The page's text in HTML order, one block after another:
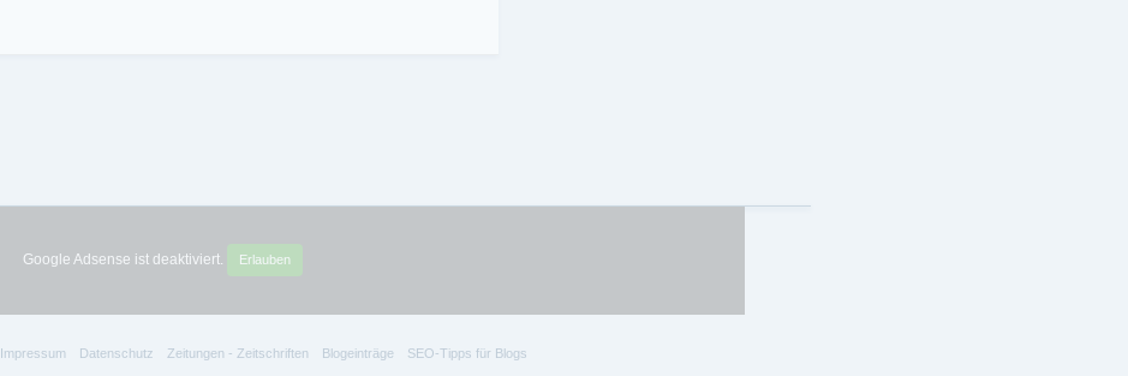
Google Adsense ist deaktiviert. Erlauben
Impressum Datenschutz Zeitungen - Zeitschriften Blogeinträge SEO-Tipps für Blogs